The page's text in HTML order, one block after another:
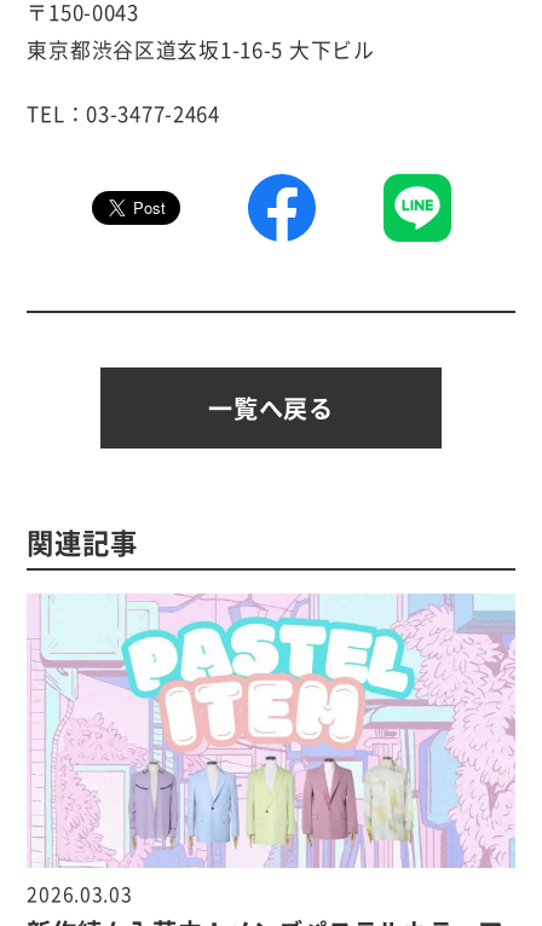
〒150-0043
東京都渋谷区道玄坂1-16-5 大下ビル
TEL：03-3477-2464
一覧へ戻る
関連記事
2026.03.03